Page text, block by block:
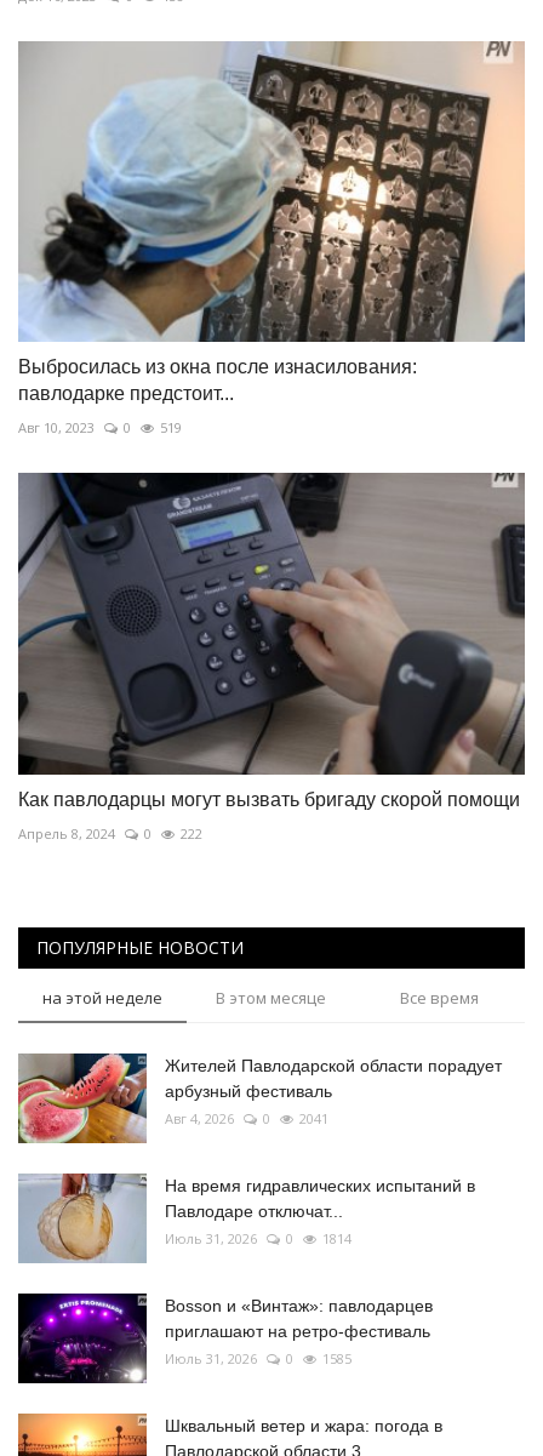
Выбросилась из окна после изнасилования:
павлодарке предстоит...
Авг 10, 2023 0 519
Как павлодарцы могут вызвать бригаду скорой помощи
Апрель 8, 2024 0 222
ПОПУЛЯРНЫЕ НОВОСТИ
на этой неделе В этом месяце Все время
Жителей Павлодарской области порадует
арбузный фестиваль
Авг 4, 2026 0 2041
На время гидравлических испытаний в
Павлодаре отключат...
Июль 31, 2026 0 1814
Bosson и «Винтаж»: павлодарцев
приглашают на ретро-фестиваль
Июль 31, 2026 0 1585
Шквальный ветер и жара: погода в
Павлодарской области 3...